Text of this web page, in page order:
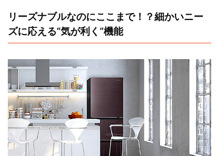
リーズナブルなのにここまで！？細かいニー
ズに応える“気が利く”機能